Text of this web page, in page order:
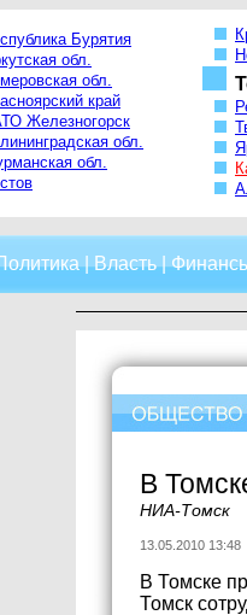
Бурятия
обл.
обл.
край
Железногорск
обл.
обл.
|Власть|
В
НИА-Томск
13.05.2010 13:48
В Томске
Томск